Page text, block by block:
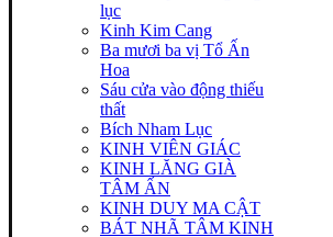
lục
Kinh Kim Cang
Ba mươi ba vị Tổ Ấn
Hoa
Sáu cửa vào động thiếu
thất
Bích Nham Lục
KINH VIÊN GIÁC
KINH LĂNG GIÀ
TÂM ẤN
KINH DUY MA CẬT
BÁT NHÃ TÂM KINH